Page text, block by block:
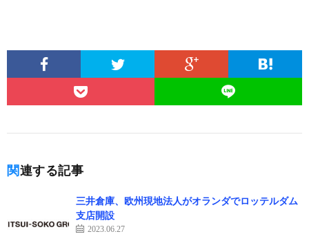
関連する記事
三井倉庫、欧州現地法人がオランダでロッテルダム
支店開設
2023.06.27